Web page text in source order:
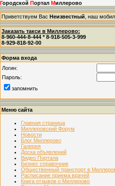
Городской Портал Миллерово
Приветствуем Вас Неизвестный , наш
Заказать такси в Миллерово:
8-960-444-8-444 * 8-918-505-3-999
8-929-818-92-00
Форма входа
Логин:
Пароль:
запомнить
Меню сайта
Главная страница
Миллеровский Форум
Новости
Блог Миллерово
Галерея
Доска объявлений
Видео Портала
Бизнес справочник
Общественный транспорт в
Расписание приема врачей
Книга отзывов о Миллерово